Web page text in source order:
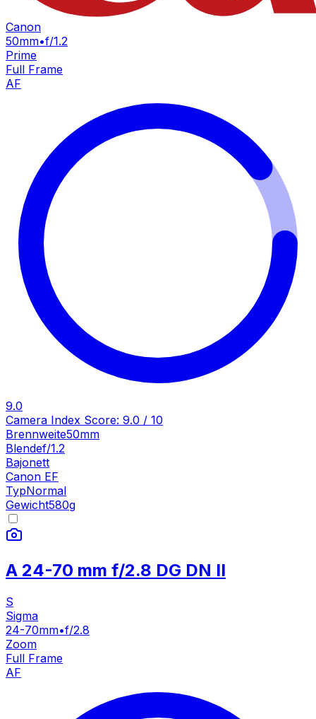
Canon
50mm•f/1.2
Prime
Full Frame
AF
9.0
Camera Index Score: 9.0 / 10
Brennweite50mm
Blendef/1.2
Bajonett
Canon EF
TypNormal
Gewicht580g
A 24-70 mm f/2.8 DG DN II
S
Sigma
24-70mm•f/2.8
Zoom
Full Frame
AF